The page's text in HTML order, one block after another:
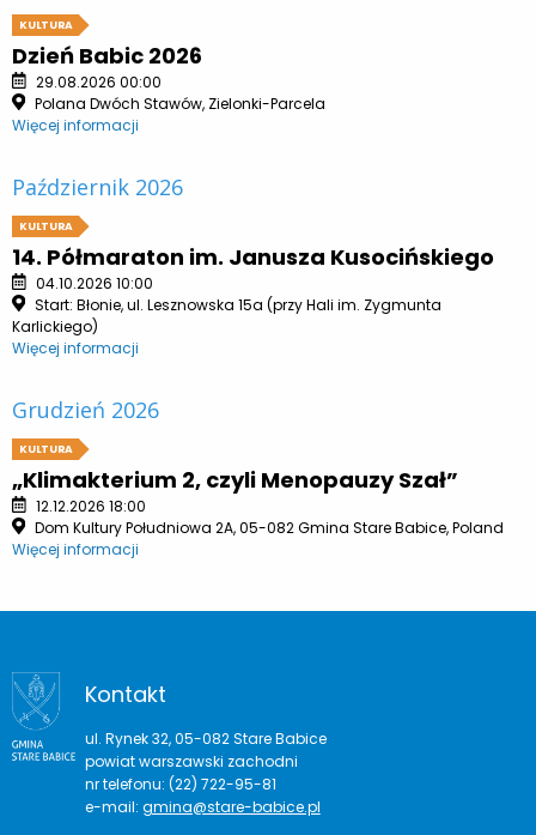
KULTURA
Dzień Babic 2026
29.08.2026 00:00
Polana Dwóch Stawów, Zielonki-Parcela
Więcej informacji
Październik 2026
KULTURA
14. Półmaraton im. Janusza Kusocińskiego
04.10.2026 10:00
Start: Błonie, ul. Lesznowska 15a (przy Hali im. Zygmunta
Karlickiego)
Więcej informacji
Grudzień 2026
KULTURA
„Klimakterium 2, czyli Menopauzy Szał”
12.12.2026 18:00
Dom Kultury Południowa 2A, 05-082 Gmina Stare Babice, Poland
Więcej informacji
Kontakt
ul. Rynek 32, 05-082 Stare Babice
powiat warszawski zachodni
nr telefonu: (22) 722-95-81
e-mail: gmina@stare-babice.pl